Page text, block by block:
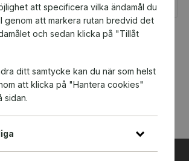
att specificera vilka ändamål du
genom att markera rutan bredvid det
och sedan klicka på "Tillåt
ditt samtycke kan du när som helst
att klicka på "Hantera cookies"
sidan.